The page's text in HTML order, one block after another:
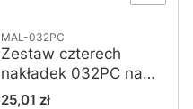
MAL-032PC
Zestaw czterech
nakładek 032PC na
stopy Autopola
Cena
25,01 zł